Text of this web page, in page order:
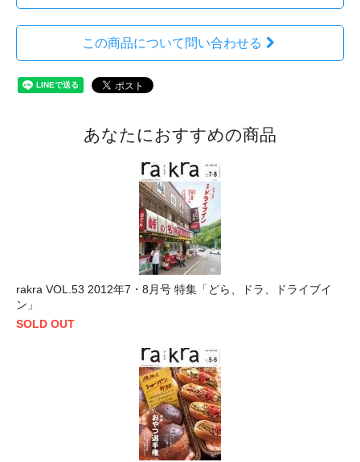
この商品について問い合わせる
あなたにおすすめの商品
rakra VOL.53 2012年7・8月号 特集「どら、ドラ、ドライブイ
ン」
SOLD OUT